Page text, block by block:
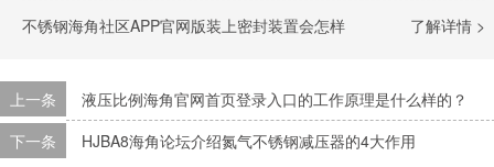
了解详情 >
不锈钢海角社区APP官网版装上密封装置会怎样
上一条
液压比例海角官网首页登录入口的工作原理是什么样的？
下一条
HJBA8海角论坛介绍氮气不锈钢减压器的4大作用